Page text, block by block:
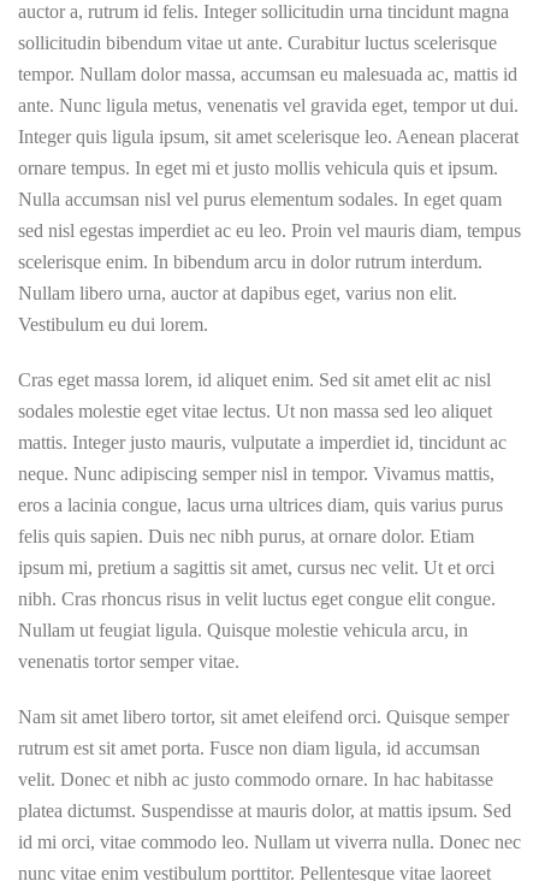
auctor a, rutrum id felis. Integer sollicitudin urna tincidunt magna
sollicitudin bibendum vitae ut ante. Curabitur luctus scelerisque
tempor. Nullam dolor massa, accumsan eu malesuada ac, mattis id
ante. Nunc ligula metus, venenatis vel gravida eget, tempor ut dui.
Integer quis ligula ipsum, sit amet scelerisque leo. Aenean placerat
ornare tempus. In eget mi et justo mollis vehicula quis et ipsum.
Nulla accumsan nisl vel purus elementum sodales. In eget quam
sed nisl egestas imperdiet ac eu leo. Proin vel mauris diam, tempus
scelerisque enim. In bibendum arcu in dolor rutrum interdum.
Nullam libero urna, auctor at dapibus eget, varius non elit.
Vestibulum eu dui lorem.
Cras eget massa lorem, id aliquet enim. Sed sit amet elit ac nisl
sodales molestie eget vitae lectus. Ut non massa sed leo aliquet
mattis. Integer justo mauris, vulputate a imperdiet id, tincidunt ac
neque. Nunc adipiscing semper nisl in tempor. Vivamus mattis,
eros a lacinia congue, lacus urna ultrices diam, quis varius purus
felis quis sapien. Duis nec nibh purus, at ornare dolor. Etiam
ipsum mi, pretium a sagittis sit amet, cursus nec velit. Ut et orci
nibh. Cras rhoncus risus in velit luctus eget congue elit congue.
Nullam ut feugiat ligula. Quisque molestie vehicula arcu, in
venenatis tortor semper vitae.
Nam sit amet libero tortor, sit amet eleifend orci. Quisque semper
rutrum est sit amet porta. Fusce non diam ligula, id accumsan
velit. Donec et nibh ac justo commodo ornare. In hac habitasse
platea dictumst. Suspendisse at mauris dolor, at mattis ipsum. Sed
id mi orci, vitae commodo leo. Nullam ut viverra nulla. Donec nec
nunc vitae enim vestibulum porttitor. Pellentesque vitae laoreet